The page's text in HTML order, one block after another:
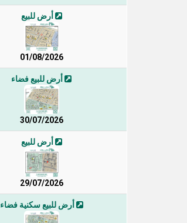
أرض للبيع
01/08/2026
أرض للبيع فضاء
30/07/2026
أرض للبيع
29/07/2026
أرض للبيع سكنية فضاء